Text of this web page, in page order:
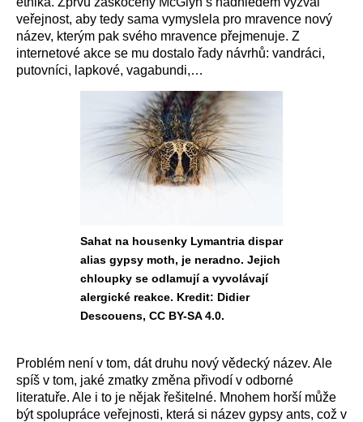
veřejnost, aby tedy sama vymyslela pro mravence nový
název, kterým pak svého mravence přejmenuje. Z
internetové akce se mu dostalo řady návrhů: vandráci,
putovníci, lapkové, vagabundi,…
Sahat na housenky Lymantria dispar
alias gypsy moth, je neradno. Jejich
chloupky se odlamují a vyvolávají
alergické reakce. Kredit: Didier
Descouens, CC BY-SA 4.0.
Problém není v tom, dát druhu nový vědecký název. Ale
spíš v tom, jaké zmatky změna přivodí v odborné
literatuře. Ale i to je nějak řešitelné. Mnohem horší může
být spolupráce veřejnosti, která si název gypsy ants, což v